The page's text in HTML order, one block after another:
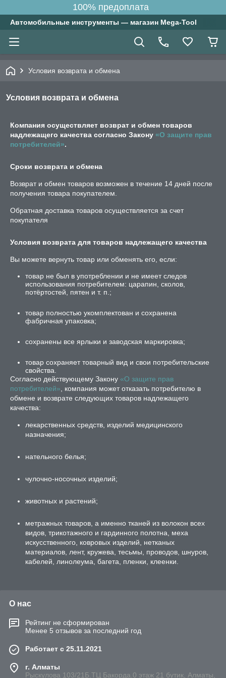
100% предоплата
Автомобильные инструменты — магазин Mega-Tool
Условия возврата и обмена
Условия возврата и обмена
Компания осуществляет возврат и обмен товаров
надлежащего качества согласно Закону «О защите прав
потребителей».
Сроки возврата и обмена
Возврат и обмен товаров возможен в течение 14 дней после
получения товара покупателем.
Обратная доставка товаров осуществляется за счет
покупателя
Условия возврата для товаров надлежащего качества
Вы можете вернуть товар или обменять его, если:
товар не был в употреблении и не имеет следов
использования потребителем: царапин, сколов,
потёртостей, пятен и т. п.;
товар полностью укомплектован и сохранена
фабричная упаковка;
сохранены все ярлыки и заводская маркировка;
товар сохраняет товарный вид и свои потребительские
свойства.
Согласно действующему Закону «О защите прав
потребителей» , компания может отказать потребителю в
обмене и возврате следующих товаров надлежащего
качества:
лекарственных средств, изделий медицинского
назначения;
нательного белья;
чулочно-носочных изделий;
животных и растений;
метражных товаров, а именно тканей из волокон всех
видов, трикотажного и гардинного полотна, меха
искусственного, ковровых изделий, нетканых
материалов, лент, кружева, тесьмы, проводов, шнуров,
кабелей, линолеума, багета, пленки, клеенки.
О нас
Рейтинг не сформирован
Менее 5 отзывов за последний год
Работает с 25.11.2021
г. Алматы
Рыскулова 103/21Б.ТЦ Бакорда.0 этаж 21 бутик, Алматы,